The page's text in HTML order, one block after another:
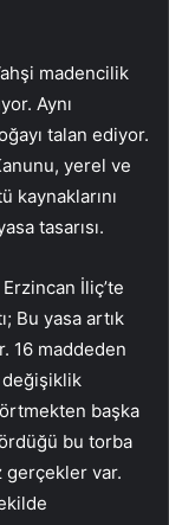
madencilik
Aynı
talan ediyor.
yerel ve
kaynaklarını
tasarısı.
İliç’te
Bu yasa artık
16 maddeden
değişiklik
örtmekten başka
bu torba
gerçekler var.